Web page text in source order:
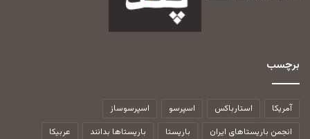
برچسب
آمریکا استارباکس اسپرسو
اسپرسوساز
انجمن باریستاهای ایران
باریستا باریستاها بدانند
عربیکا